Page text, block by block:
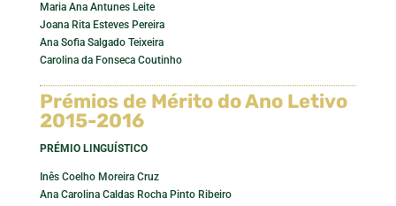
Maria Ana Antunes Leite
Joana Rita Esteves Pereira
Ana Sofia Salgado Teixeira
Carolina da Fonseca Coutinho
Prémios de Mérito do Ano Letivo
2015-2016
PRÉMIO LINGUÍSTICO
Inês Coelho Moreira Cruz
Ana Carolina Caldas Rocha Pinto Ribeiro